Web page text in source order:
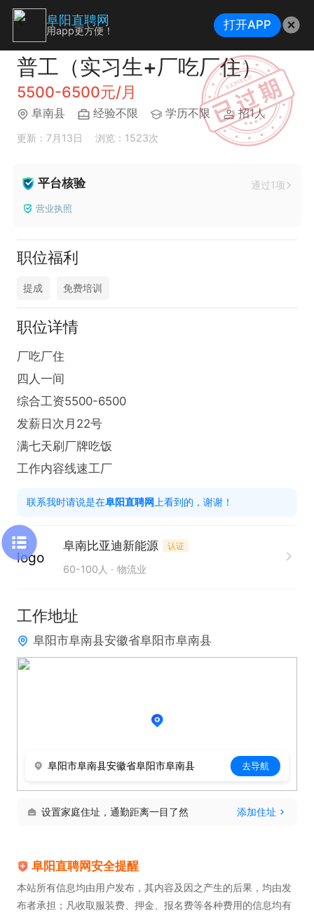
普工（实习生+厂吃厂住）
5500-6500元/月
阜南县 经验不限 学历不限 招1人
更新：7月13日 浏览：1523次
平台核验 通过1项
营业执照
职位福利
提成 免费培训
职位详情
厂吃厂住
四人一间
综合工资5500-6500
发薪日次月22号
满七天刷厂牌吃饭
工作内容线速工厂
联系我时请说是在阜阳直聘网 上看到的，谢谢！
阜南比亚迪新能源 认证
60-100人 物流业
工作地址
阜阳市阜南县安徽省阜阳市阜南县
阜阳市阜南县安徽省阜阳市阜南县 去导航
设置家庭住址，通勤距离一目了然 添加住址
阜阳直聘网安全提醒
本站所有信息均由用户发布，其内容及因之产生的后果，均由发
布者承担；凡收取服装费、押金、报名费等各种费用的信息均有
阜阳直聘网
用app更方便！ 打开APP